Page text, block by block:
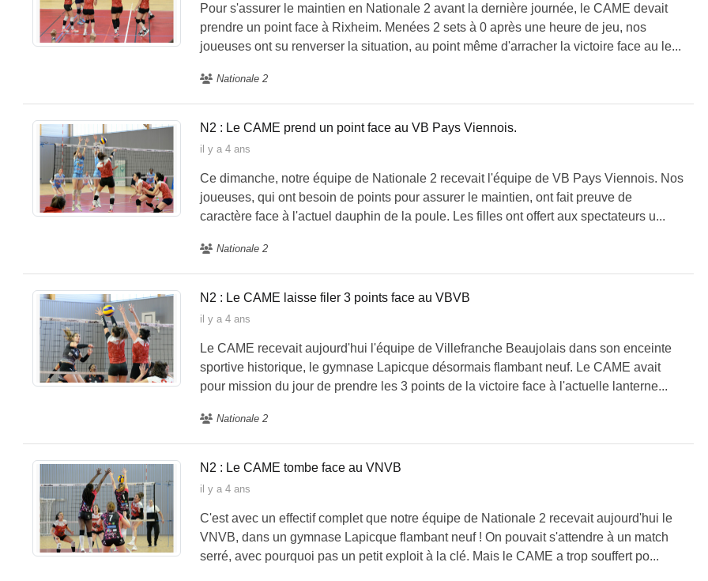
Pour s'assurer le maintien en Nationale 2 avant la dernière journée, le CAME devait
prendre un point face à Rixheim. Menées 2 sets à 0 après une heure de jeu, nos
joueuses ont su renverser la situation, au point même d'arracher la victoire face au le...
Nationale 2
N2 : Le CAME prend un point face au VB Pays Viennois.
il y a 4 ans
Ce dimanche, notre équipe de Nationale 2 recevait l'équipe de VB Pays Viennois. Nos
joueuses, qui ont besoin de points pour assurer le maintien, ont fait preuve de
caractère face à l'actuel dauphin de la poule. Les filles ont offert aux spectateurs u...
Nationale 2
N2 : Le CAME laisse filer 3 points face au VBVB
il y a 4 ans
Le CAME recevait aujourd'hui l'équipe de Villefranche Beaujolais dans son enceinte
sportive historique, le gymnase Lapicque désormais flambant neuf. Le CAME avait
pour mission du jour de prendre les 3 points de la victoire face à l'actuelle lanterne...
Nationale 2
N2 : Le CAME tombe face au VNVB
il y a 4 ans
C'est avec un effectif complet que notre équipe de Nationale 2 recevait aujourd'hui le
VNVB, dans un gymnase Lapicque flambant neuf ! On pouvait s'attendre à un match
serré, avec pourquoi pas un petit exploit à la clé. Mais le CAME a trop souffert po...